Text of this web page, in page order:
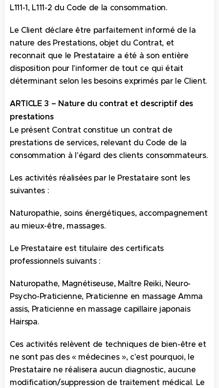
L111-1, L111-2 du Code de la consommation.
Le Client déclare être parfaitement informé de la
nature des Prestations, objet du Contrat, et
reconnait que le Prestataire a été à son entière
disposition pour l'informer de tout ce qui était
déterminant selon les besoins exprimés par le Client.
ARTICLE 3 – Nature du contrat et descriptif des
prestations
Le présent Contrat constitue un contrat de
prestations de services, relevant du Code de la
consommation à l'égard des clients consommateurs.
Les activités réalisées par le Prestataire sont les
suivantes :
Naturopathie, soins énergétiques, accompagnement
au mieux-être, massages.
Le Prestataire est titulaire des certificats
professionnels suivants :
Naturopathe, Magnétiseuse, Maître Reiki, Neuro-
Psycho-Praticienne, Praticienne en massage Amma
assis, Praticienne en massage capillaire japonais
Hairspa.
Ces activités relèvent de techniques de bien-être et
ne sont pas des « médecines », c'est pourquoi, le
Prestataire ne réalisera aucun diagnostic, aucune
modification/suppression de traitement médical. Le